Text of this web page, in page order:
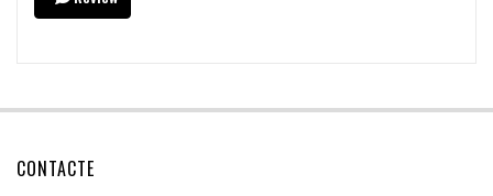
CONTACTE